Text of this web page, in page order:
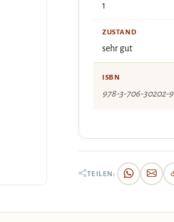
1
ZUSTAND
sehr gut
ISBN
978-3-706-30202-9
TEILEN: